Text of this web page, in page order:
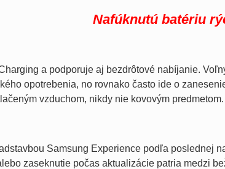
Nafúknutú batériu
a podporuje aj bezdrôtové nabíjanie.
opotrebenia, no rovnako často ide o
vzduchom, nikdy nie kovovým predmetom.
Samsung Experience podľa poslednej
zaseknutie počas aktualizácie patria medzi